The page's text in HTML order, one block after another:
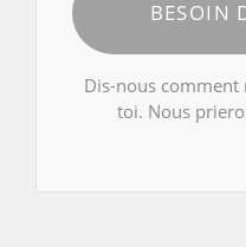
BESOIN
Dis-nous
toi. Nous